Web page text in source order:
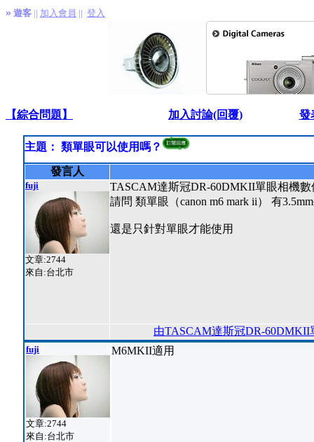
» 遊客 || 加入會員 || 登入
【綜合問題】 加入討論(回覆) 發
主題： 類單眼可以使用嗎？
發言人
fuji
文章:2744
來自:台北市
TASCAM達斯冠DR-60DMKII單眼相機
請問 類單眼（canon m6 mark ii） 有
還是只針對單眼才能使用
由TASCAM達斯冠DR-
fuji
文章:2744
來自:台北市
M6MKII適用